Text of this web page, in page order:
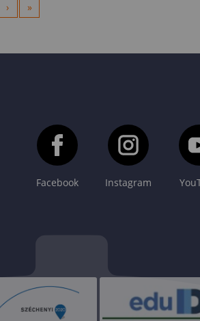
› »
Facebook Instagram